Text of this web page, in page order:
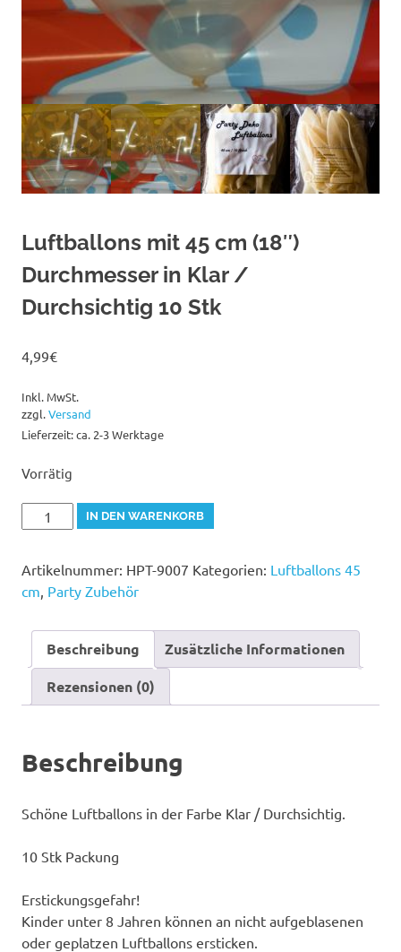
Luftballons mit 45 cm (18″)
Durchmesser in Klar /
Durchsichtig 10 Stk
4,99€
Inkl. MwSt.
zzgl.Versand
Lieferzeit: ca. 2-3 Werktage
Vorrätig
Luftballons
mit
cm
(18")
Klar
Durchsichtig
Menge
IN DEN WARENKORB
Artikelnummer: HPT-9007 Kategorien: Luftballons 45
cm, Party Zubehör
Beschreibung
Zusätzliche Informationen
Rezensionen (0)
Beschreibung
Schöne Luftballons in der Farbe Klar / Durchsichtig.
10 Stk Packung
Erstickungsgefahr!
Kinder unter 8 Jahren können an nicht aufgeblasenen
oder geplatzen Luftballons ersticken.